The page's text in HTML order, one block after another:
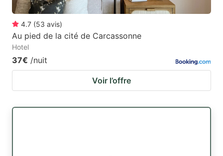
4.7 (53 avis)
Au pied de la cité de Carcassonne
Hotel
37€ /nuit
Voir l’offre